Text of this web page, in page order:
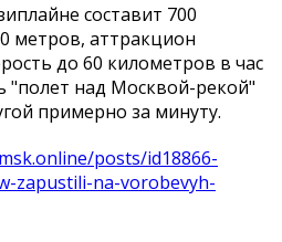
составит 700
метров, аттракцион
до 60 километров в час
"полет над Москвой-рекой"
примерно за минуту.
posts/id18866-
zapustili-na-vorobevyh-